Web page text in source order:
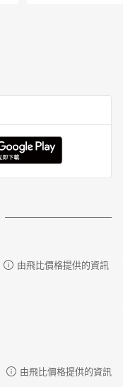
由飛比價格提供的資訊
由飛比價格提供的資訊